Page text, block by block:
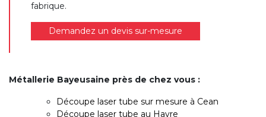
fabrique.
Demandez un devis sur-mesure
Métallerie Bayeusaine près de chez vous :
Découpe laser tube sur mesure à Cean
Découpe laser tube au Havre